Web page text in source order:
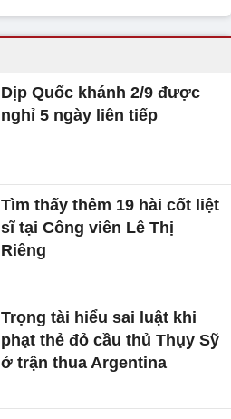
Dịp Quốc khánh 2/9 được
nghỉ 5 ngày liên tiếp
Tìm thấy thêm 19 hài cốt liệt
sĩ tại Công viên Lê Thị
Riêng
Trọng tài hiểu sai luật khi
phạt thẻ đỏ cầu thủ Thụy Sỹ
ở trận thua Argentina